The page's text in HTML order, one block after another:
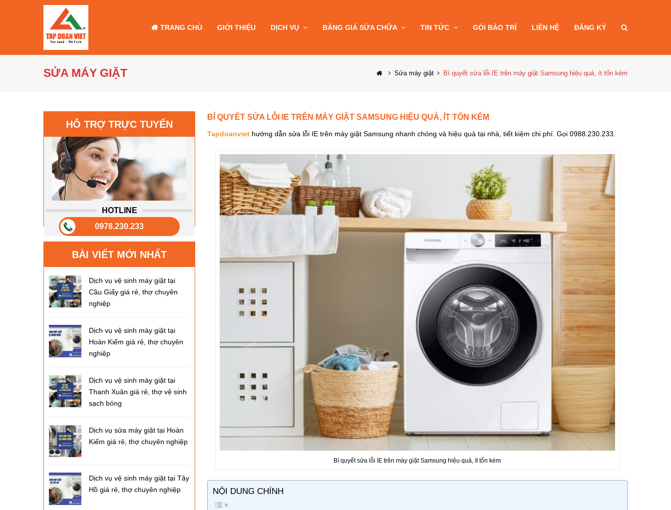
TRANG CHỦ GIỚI THIỆU DỊCH VỤ BẢNG GIÁ SỬA CHỮA TIN TỨC GÓI BẢO TRÌ LIÊN HỆ ĐĂNG KÝ
SỬA MÁY GIẶT Sửa máy giặt Bí quyết sửa lỗi IE trên máy giặt Samsung hiệu quả, ít tốn kém
BÍ QUYẾT SỬA LỖI IE TRÊN MÁY GIẶT SAMSUNG HIỆU QUẢ, ÍT TỐN KÉM
Tapdoanviethướng dẫn sửa lỗi IE trên máy giặt Samsung nhanh chóng và hiệu quả tại nhà, tiết kiệm chi phí. Gọi 0988.230.233.
Bí quyết sửa lỗi IE trên máy giặt Samsung hiệu quả, ít tốn kém
NỘI DUNG CHÍNH
HỖ TRỢ TRỰC TUYẾN
HOTLINE
0978.230.233
BÀI VIẾT MỚI NHẤT
Dịch vụ vệ sinh máy giặt tại
Cầu Giấy giá rẻ, thợ chuyên
nghiệp
Dịch vụ vệ sinh máy giặt tại
Hoàn Kiếm giá rẻ, thợ chuyên
nghiệp
Dịch vụ vệ sinh máy giặt tại
Thanh Xuân giá rẻ, thợ vệ sinh
sạch bóng
Dịch vụ sửa máy giặt tại Hoàn
Kiếm giá rẻ, thợ chuyên nghiệp
Dịch vụ vệ sinh máy giặt tại Tây
Hồ giá rẻ, thợ chuyên nghiệp